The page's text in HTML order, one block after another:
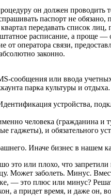
он должен проводить
паспорт не обязано,
передавать список лиц,
расписание, а проще —
оператора связи,
законно.
сообщения или ввода
парка культуры и отдыха.
устройства,
человека (гражданина и
гаджеты), и обязательного
Иначе бизнес в нашем
это или плохо, что запретили
Может заболеть. Минус.
— это плюс или минус?
а придет время, и даже он,